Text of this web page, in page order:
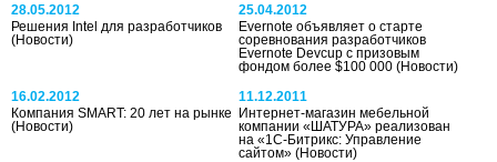
28.05.2012
Решения Intel для разработчиков
(Новости)
25.04.2012
Evernote объявляет о старте
соревнования разработчиков
Evernote Devcup с призовым
фондом более $100 000(Новости)
16.02.2012
Компания SMART: 20 лет на рынке
(Новости)
11.12.2011
Интернет-магазин мебельной
компании «ШАТУРА» реализован
на «1С-Битрикс: Управление
сайтом»(Новости)